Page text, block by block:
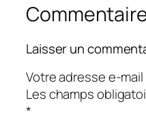
Laisser un
Votre adresse e-
Les champs
*